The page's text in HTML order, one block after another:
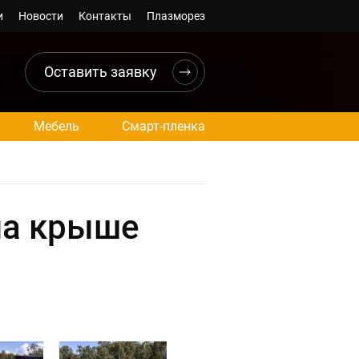
Новости Контакты Плазморез
Оставить заявку
Мебель Смарт-пленка
крыше